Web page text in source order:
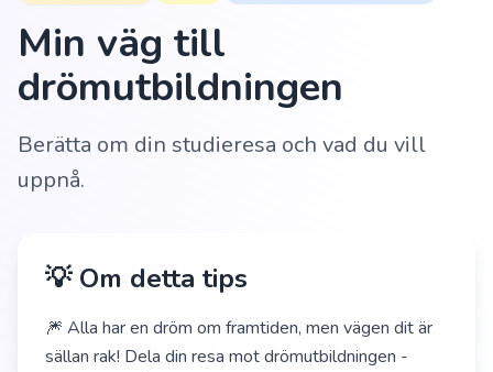
Min väg till
drömutbildningen
Berätta om din studieresa och vad du vill
uppnå.
💡 Om detta tips
🎆 Alla har en dröm om framtiden, men vägen dit är
sällan rak! Dela din resa mot drömutbildningen -